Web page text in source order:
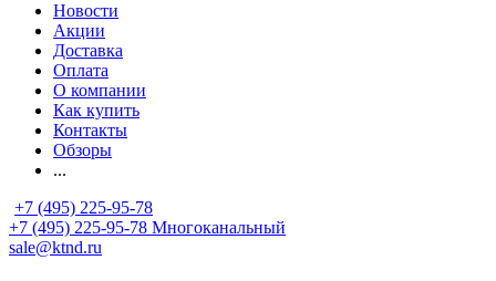
Новости
Акции
Доставка
Оплата
О компании
Как купить
Контакты
Обзоры
...
+7 (495) 225-95-78
+7 (495) 225-95-78 Многоканальный
sale@ktnd.ru